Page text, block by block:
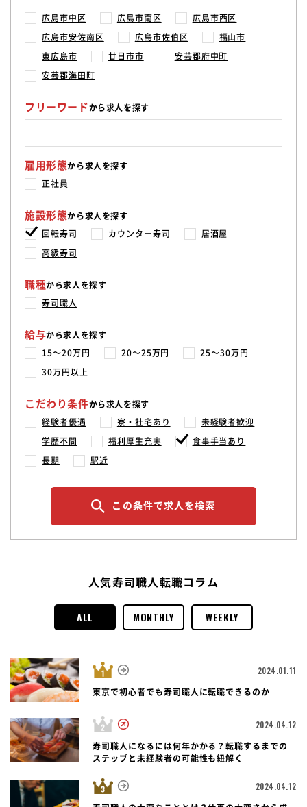
広島市中区 広島市南区 広島市西区
広島市安佐南区 広島市佐伯区 福山市
東広島市 廿日市市 安芸郡府中町
安芸郡海田町
フリーワードから求人を探す
雇用形態から求人を探す
正社員
施設形態から求人を探す
回転寿司 カウンター寿司 居酒屋
高級寿司
職種から求人を探す
寿司職人
給与から求人を探す
15〜20万円 20〜25万円 25〜30万円
30万円以上
こだわり条件から求人を探す
経験者優遇 寮・社宅あり 未経験者歓迎
学歴不問 福利厚生充実 食事手当あり
長期 駅近
この条件で求人を検索
人気寿司職人転職コラム
ALL MONTHLY WEEKLY
2024.01.11
東京で初心者でも寿司職人に転職できるのか
2024.04.12
寿司職人になるには何年かかる？転職するまでの
ステップと未経験者の可能性も紐解く
2024.04.12